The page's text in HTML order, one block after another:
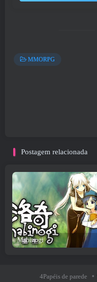
MMORPG
Postagem relacionada
Mabinogi
4Papéis de parede